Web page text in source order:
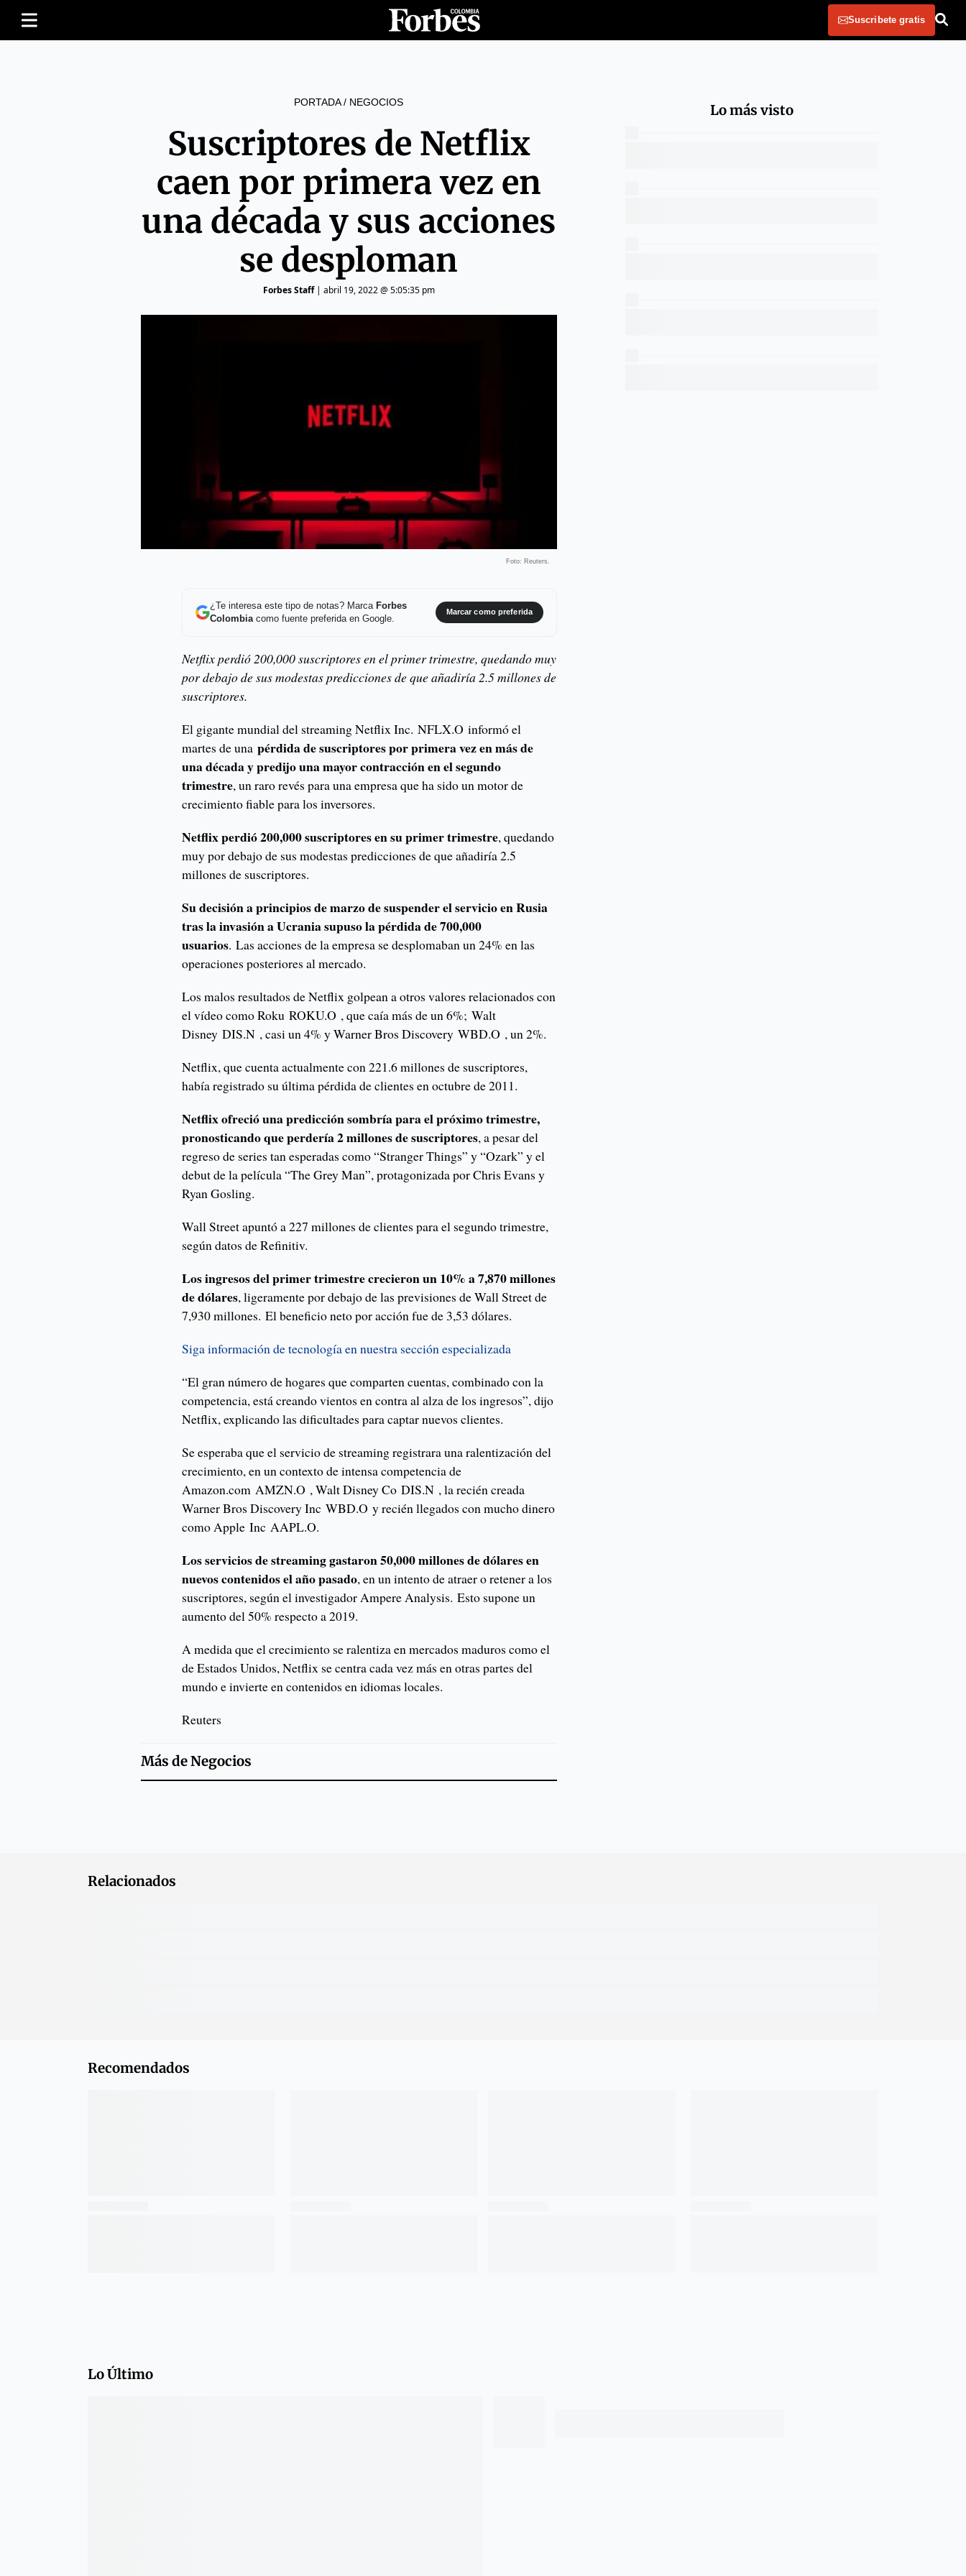
Suscribete gratis
PORTADA/ NEGOCIOS
Suscriptores de Netflix
caen por primera vez en
una década y sus acciones
se desploman
Forbes Staff| abril 19, 2022 @ 5:05:35 pm
Foto: Reuters.
¿Te interesa este tipo de notas? Marca Forbes
Colombiacomo fuente preferida en Google.
Marcar como preferida
Netflix perdió 200,000 suscriptores en el primer trimestre, quedando muy
por debajo de sus modestas predicciones de que añadiría 2.5 millones de
suscriptores.
El gigante mundial del streaming Netflix Inc. NFLX.O informó el
martes de unapérdida de suscriptores por primera vez en más de
una década y predijo una mayor contracción en el segundo
trimestre, un raro revés para una empresa que ha sido un motor de
crecimiento fiable para los inversores.
Netflix perdió 200,000 suscriptores en su primer trimestre, quedando
muy por debajo de sus modestas predicciones de que añadiría 2.5
millones de suscriptores.
Su decisión a principios de marzo de suspender el servicio en Rusia
tras la invasión a Ucrania supuso la pérdida de 700,000
usuarios. Las acciones de la empresa se desplomaban un 24% en las
operaciones posteriores al mercado.
Los malos resultados de Netflix golpean a otros valores relacionados con
el vídeo como Roku ROKU.O , que caía más de un 6%; Walt
Disney DIS.N , casi un 4% y Warner Bros Discovery WBD.O , un 2%.
Netflix, que cuenta actualmente con 221.6 millones de suscriptores,
había registrado su última pérdida de clientes en octubre de 2011.
Netflix ofreció una predicción sombría para el próximo trimestre,
pronosticando que perdería 2 millones de suscriptores, a pesar del
regreso de series tan esperadas como “Stranger Things” y “Ozark” y el
debut de la película “The Grey Man”, protagonizada por Chris Evans y
Ryan Gosling.
Wall Street apuntó a 227 millones de clientes para el segundo trimestre,
según datos de Refinitiv.
Los ingresos del primer trimestre crecieron un 10% a 7,870 millones
de dólares, ligeramente por debajo de las previsiones de Wall Street de
7,930 millones. El beneficio neto por acción fue de 3,53 dólares.
Siga información de tecnología en nuestra sección especializada
“El gran número de hogares que comparten cuentas, combinado con la
competencia, está creando vientos en contra al alza de los ingresos”, dijo
Netflix, explicando las dificultades para captar nuevos clientes.
Se esperaba que el servicio de streaming registrara una ralentización del
crecimiento, en un contexto de intensa competencia de
Amazon.com AMZN.O , Walt Disney Co DIS.N , la recién creada
Warner Bros Discovery Inc WBD.O y recién llegados con mucho dinero
como Apple Inc AAPL.O.
Los servicios de streaming gastaron 50,000 millones de dólares en
nuevos contenidos el año pasado, en un intento de atraer o retener a los
suscriptores, según el investigador Ampere Analysis. Esto supone un
aumento del 50% respecto a 2019.
A medida que el crecimiento se ralentiza en mercados maduros como el
de Estados Unidos, Netflix se centra cada vez más en otras partes del
mundo e invierte en contenidos en idiomas locales.
Reuters
Más deNegocios
Lo más visto
Relacionados
Recomendados
Lo Último